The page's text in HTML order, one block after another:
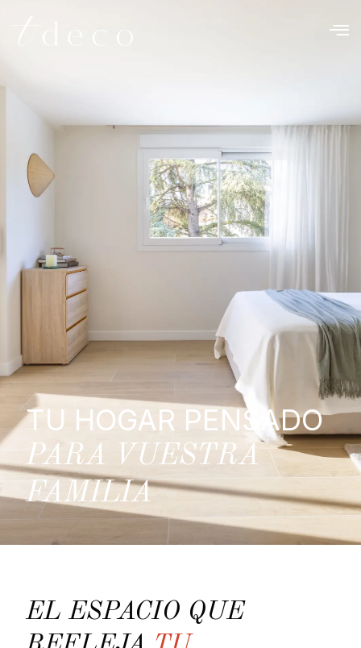
TU HOGAR PENSADO
PARA VUESTRA
FAMILIA
EL ESPACIO QUE